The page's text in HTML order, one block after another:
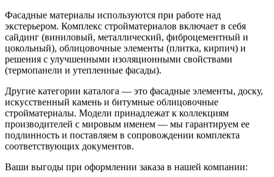
Фасадные материалы используются при работе над
экстерьером. Комплекс стройматериалов включает в себя
сайдинг (виниловый, металлический, фиброцементный и
цокольный), облицовочные элементы (плитка, кирпич) и
решения с улучшенными изоляционными свойствами
(термопанели и утепленные фасады).
Другие категории каталога — это фасадные элементы, доску,
искусственный камень и битумные облицовочные
стройматериалы. Модели принадлежат к коллекциям
производителей с мировым именем — мы гарантируем ее
подлинность и поставляем в сопровождении комплекта
соответствующих документов.
Ваши выгоды при оформлении заказа в нашей компании: